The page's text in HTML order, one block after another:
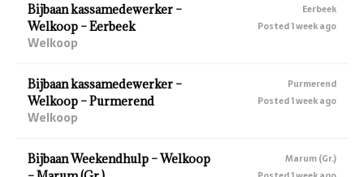
Bijbaan kassamedewerker –
Welkoop – Eerbeek
Welkoop
Eerbeek
Posted 1 week ago
Bijbaan kassamedewerker –
Welkoop – Purmerend
Welkoop
Purmerend
Posted 1 week ago
Bijbaan Weekendhulp – Welkoop
Marum (Gr.)